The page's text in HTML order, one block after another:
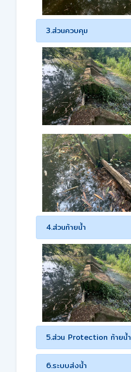
3.ส่วนควบคุม
4.ส่วนท้ายน้ำ
5.ส่วน Protection ท้ายน้ำ
6.ระบบส่งน้ำ